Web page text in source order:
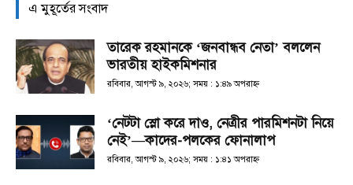
এ মুহূর্তের সংবাদ
তারেক রহমানকে ‘জনবান্ধব নেতা’ বললেন
ভারতীয় হাইকমিশনার
রবিবার, আগস্ট ৯, ২০২৬; সময় : ১:৪৯ অপরাহ্ণ
‘নেটটা স্লো করে দাও, নেত্রীর পারমিশনটা নিয়ে
নেই’—কাদের-পলকের ফোনালাপ
রবিবার, আগস্ট ৯, ২০২৬; সময় : ১:৪১ অপরাহ্ণ